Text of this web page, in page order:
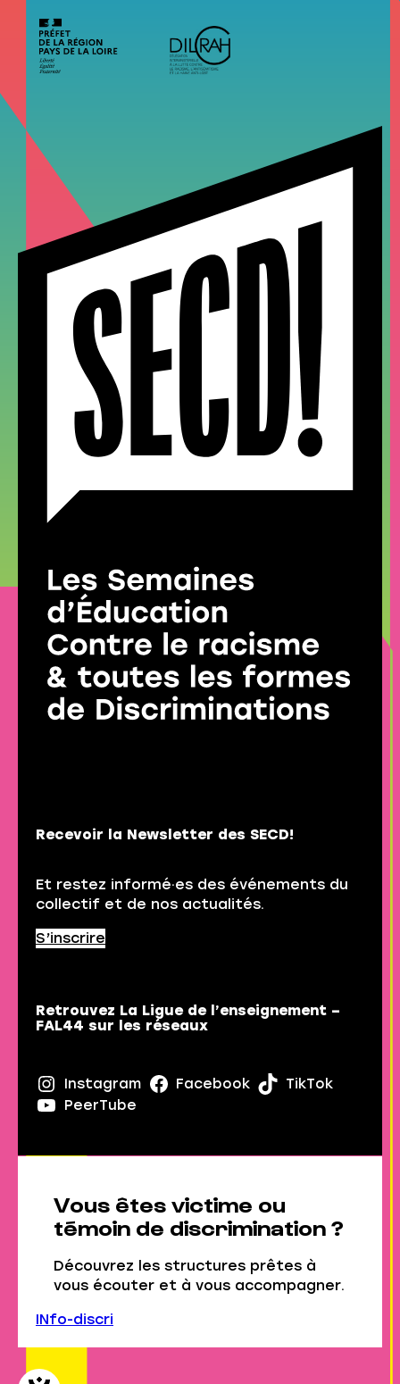
Recevoir la Newsletter des SECD!
Et restez informé·es des événements du
collectif et de nos actualités.
S’inscrire
Retrouvez La Ligue de l’enseignement –
FAL44 sur les réseaux
Instagram Facebook
TikTok
PeerTube
Vous êtes victime ou
témoin de discrimination ?
Découvrez les structures prêtes à
vous écouter et à vous accompagner.
INfo-discri